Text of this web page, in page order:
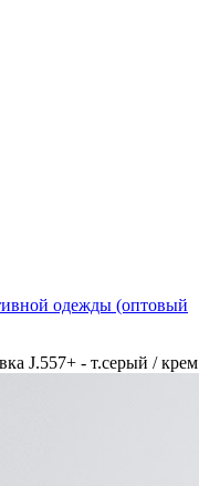
одежды (оптовый
J.557+ - т.серый / крем